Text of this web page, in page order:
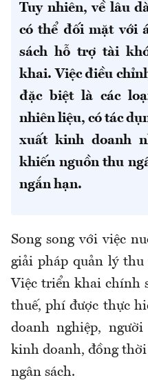
Tuy nhiên, về lâu
có thể đối mặt với
sách hỗ trợ tài
khai. Việc điều
đặc biệt là các
nhiên liệu, có tác
xuất kinh doanh
khiến nguồn thu
ngắn hạn.
Song song với việc
giải pháp quản lý thu
Việc triển khai chính
thuế, phí được thực
doanh nghiệp,
kinh doanh, đồng
ngân sách.